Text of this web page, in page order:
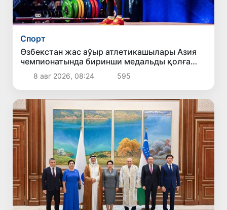
Спорт
Өзбекстан жас аўыр атлетикашылары Азия
чемпионатында биринши медальды қолға
киргизди
8 авг 2026, 08:24 595